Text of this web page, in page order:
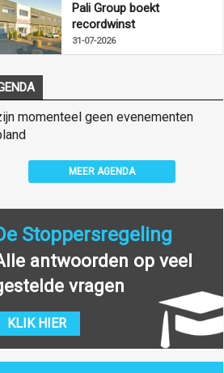
Pali Group boekt
recordwinst
31-07-2026
momenteel geen evenementen
MEER AGENDA
Stoppersregeling
antwoorden op veel
vragen
KLIK HIER